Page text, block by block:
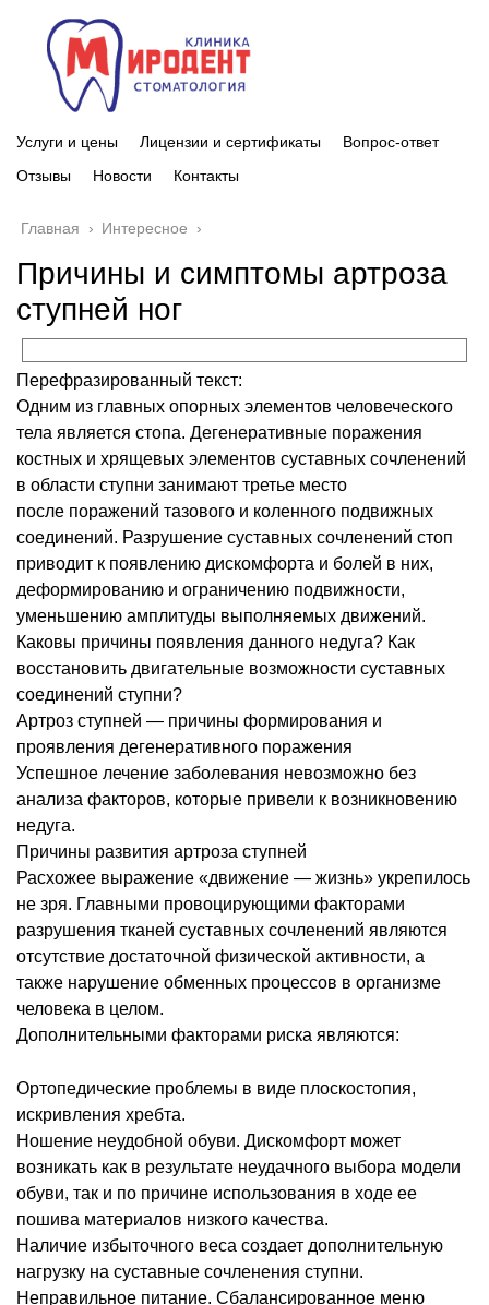
Услуги и цены Лицензии и сертификаты
Вопрос-ответ
Отзывы
Новости Контакты
Главная › Интересное ›
Причины и симптомы артроза
ступней ног
Перефразированный текст:
Одним из главных опорных элементов человеческого
тела является стопа. Дегенеративные поражения
костных и хрящевых элементов суставных сочленений
в области ступни занимают третье место
после поражений тазового и коленного подвижных
соединений. Разрушение суставных сочленений стоп
приводит к появлению дискомфорта и болей в них,
деформированию и ограничению подвижности,
уменьшению амплитуды выполняемых движений.
Каковы причины появления данного недуга? Как
восстановить двигательные возможности суставных
соединений ступни?
Артроз ступней — причины формирования и
проявления дегенеративного поражения
Успешное лечение заболевания невозможно без
анализа факторов, которые привели к возникновению
недуга.
Причины развития артроза ступней
Расхожее выражение «движение — жизнь» укрепилось
не зря. Главными провоцирующими факторами
разрушения тканей суставных сочленений являются
отсутствие достаточной физической активности, а
также нарушение обменных процессов в организме
человека в целом.
Дополнительными факторами риска являются:
Ортопедические проблемы в виде плоскостопия,
искривления хребта.
Ношение неудобной обуви. Дискомфорт может
возникать как в результате неудачного выбора модели
обуви, так и по причине использования в ходе ее
пошива материалов низкого качества.
Наличие избыточного веса создает дополнительную
нагрузку на суставные сочленения ступни.
Неправильное питание. Сбалансированное меню